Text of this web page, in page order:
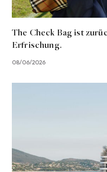
The Check Bag ist
Erfrischung.
08/06/2026